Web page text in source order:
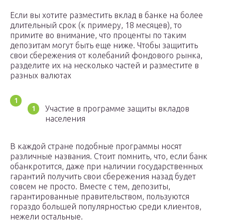
Если вы хотите разместить вклад в банке на более
длительный срок (к примеру, 18 месяцев), то
примите во внимание, что проценты по таким
депозитам могут быть еще ниже. Чтобы защитить
свои сбережения от колебаний фондового рынка,
разделите их на несколько частей и разместите в
разных валютах
Участие в программе защиты вкладов
населения
В каждой стране подобные программы носят
различные названия. Стоит помнить, что, если банк
обанкротится, даже при наличии государственных
гарантий получить свои сбережения назад будет
совсем не просто. Вместе с тем, депозиты,
гарантированные правительством, пользуются
гораздо большей популярностью среди клиентов,
нежели остальные.